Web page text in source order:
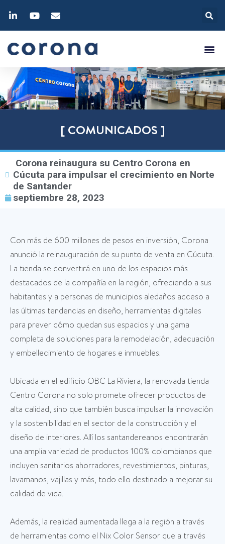
[ COMUNICADOS ]
Corona reinaugura su Centro Corona en
Cúcuta para impulsar el crecimiento en Norte
de Santander
septiembre 28, 2023
Con más de 600 millones de pesos en inversión, Corona
anunció la reinauguración de su punto de venta en Cúcuta.
La tienda se convertirá en uno de los espacios más
destacados de la compañía en la región, ofreciendo a sus
habitantes y a personas de municipios aledaños acceso a
las últimas tendencias en diseño, herramientas digitales
para prever cómo quedan sus espacios y una gama
completa de soluciones para la remodelación, adecuación
y embellecimiento de hogares e inmuebles.
Ubicada en el edificio OBC La Riviera, la renovada tienda
Centro Corona no solo promete ofrecer productos de
alta calidad, sino que también busca impulsar la innovación
y la sostenibilidad en el sector de la construcción y el
diseño de interiores. Allí los santandereanos encontrarán
una amplia variedad de productos 100% colombianos que
incluyen sanitarios ahorradores, revestimientos, pinturas,
lavamanos, vajillas y más, todo ello destinado a mejorar su
calidad de vida.
Además, la realidad aumentada llega a la región a través
de herramientas como el Nix Color Sensor que a través